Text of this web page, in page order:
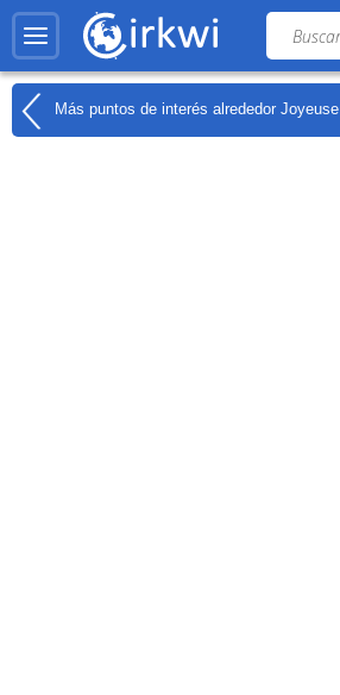
Más puntos de interés alrededor Joyeuse